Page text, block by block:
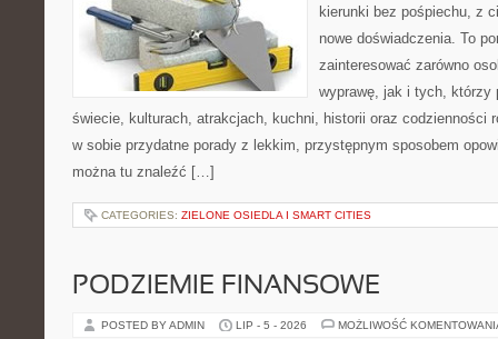
kierunki bez pośpiechu, z
nowe doświadczenia. To
zainteresować zarówno
wyprawę, jak i tych, którzy
świecie, kulturach, atrakcjach, kuchni, historii oraz codzienności
w sobie przydatne porady z lekkim, przystępnym sposobem
można tu znaleźć […]
CATEGORIES: ZIELONE OSIEDLA I SMART CITIES
PODZIEMIE FINANSOWE
POSTED BY ADMIN LIP - 5 - 2026 MOŻLIWOŚĆ